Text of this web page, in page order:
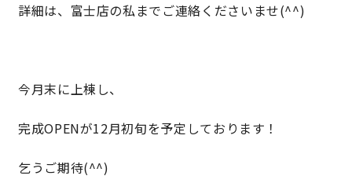
Glass Arts
詳細は、富士店の私までご連絡くださいませ(^^)
今月末に上棟し、
完成OPENが12月初旬を予定しております！
乞うご期待(^^)